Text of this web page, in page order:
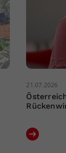
21.07.2026